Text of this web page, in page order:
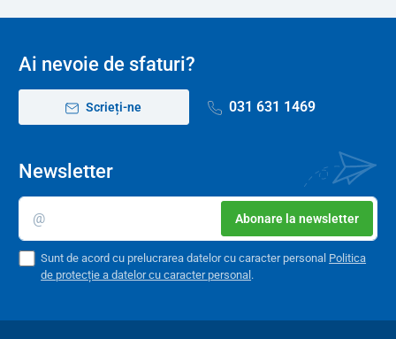
Ai nevoie de sfaturi?
Scrieți-ne 031 631 1469
Newsletter
Abonare la newsletter
Sunt de acord cu prelucrarea datelor cu caracter personal Politica
de protecție a datelor cu caracter personal .